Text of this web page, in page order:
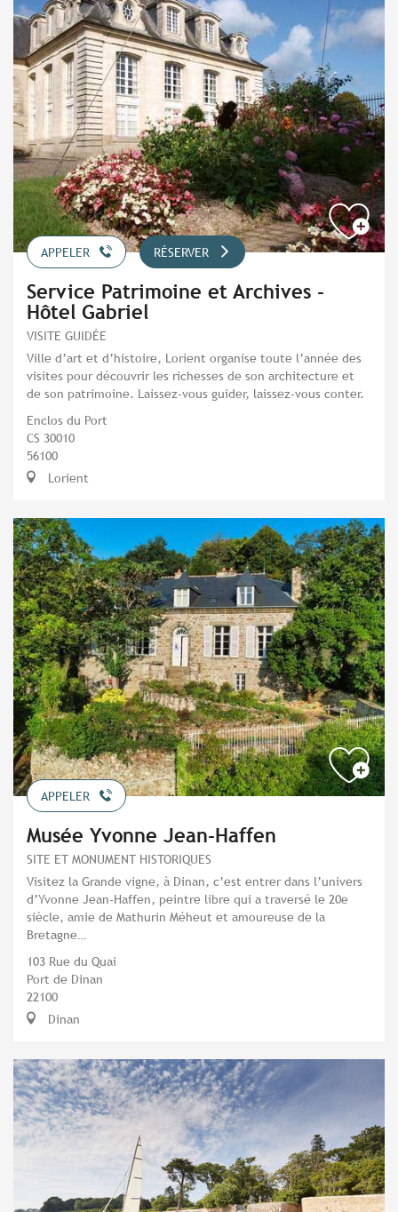
APPELER RÉSERVER
Service Patrimoine et Archives -
Hôtel Gabriel
VISITE GUIDÉE
Ville d’art et d’histoire, Lorient organise toute l’année des
visites pour découvrir les richesses de son architecture et
de son patrimoine. Laissez-vous guider, laissez-vous conter.
Enclos du Port
CS 30010
56100
Lorient
APPELER
Musée Yvonne Jean-Haffen
SITE ET MONUMENT HISTORIQUES
Visitez la Grande vigne, à Dinan, c’est entrer dans l’univers
d’Yvonne Jean-Haffen, peintre libre qui a traversé le 20e
siècle, amie de Mathurin Méheut et amoureuse de la
Bretagne…
103 Rue du Quai
Port de Dinan
22100
Dinan